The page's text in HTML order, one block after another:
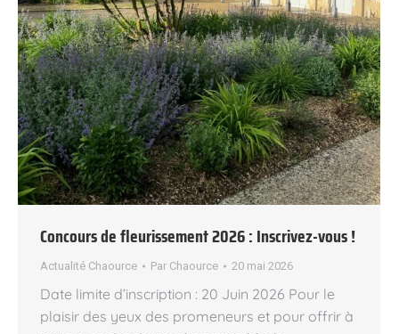
Concours de fleurissement 2026 : Inscrivez-vous !
Actualité Chaource Par Chaource 20 mai 2026
Date limite d’inscription : 20 Juin 2026 Pour le
plaisir des yeux des promeneurs et pour offrir à